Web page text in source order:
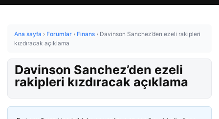
Ana sayfa › Forumlar › Finans › Davinson Sanchez’den ezeli rakipleri
kızdıracak açıklama
Davinson Sanchez’den ezeli
rakipleri kızdıracak açıklama